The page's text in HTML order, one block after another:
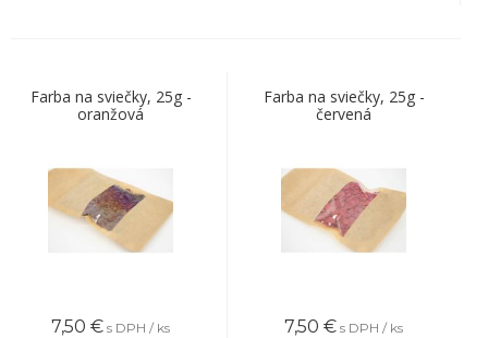
Farba na sviečky, 25g -
oranžová
7,50 € s DPH / ks
Farba na sviečky, 25g -
červená
7,50 € s DPH / ks